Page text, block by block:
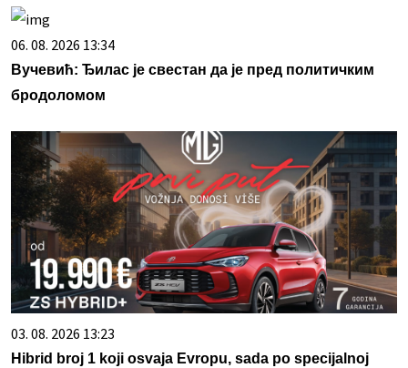
06. 08. 2026 13:34
Вучевић: Ђилас је свестан да је пред политичким
бродоломом
03. 08. 2026 13:23
Hibrid broj 1 koji osvaja Evropu, sada po specijalnoj